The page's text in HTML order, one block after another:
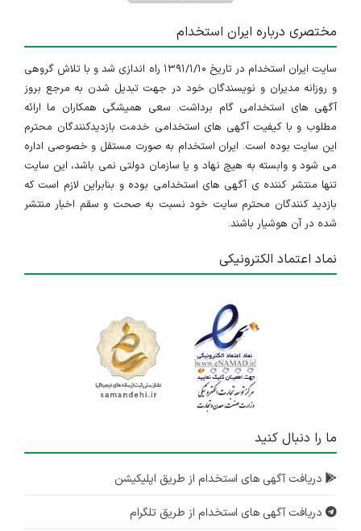
خراسان رضوی
۴ سال پیش منقضی شده
کارگر ساده
خراسان رضوی
۴ سال پیش منقضی شده
کارشناس اداری
خراسان رضوی
خراسان رضوی
کارپرداز مالی
خراسان رضوی
۴ سال پیش
نیروی خدماتی
خراسان رضوی
مختصری درباره ایران استخدام
سایت ایران استخدام در تاریخ ۱۳۹۱/۱/۱۰ راه اندازی شد و با تلاش گروهی
و روزانه مدیران و نویسندگان خود در جهت تبدیل شدن به مرجع بروز
آگهی های استخدامی گام برداشت. سعی همیشگی همکاران ما ارائه
مطلوب و با کیفیت آگهی های استخدامی خدمت بازدیدکنندگان محترم
این سایت بوده است. ایران استخدام به صورت مستقل و خصوصی اداره
می شود و وابسته به هیچ نهاد و یا سازمان دولتی نمی باشد، این سایت
تنها منتشر کننده ی آگهی های استخدامی بوده و بنابراین لازم است که
بازدید کنندگان محترم سایت خود نسبت به صحت و سقم اخبار منتشر
شده در آن هوشیار باشند.
نماد اعتماد الکترونیکی
ما را دنبال کنید
دریافت آگهی های استخدام از طریق اپلیکیشن
دریافت آگهی های استخدام از طریق تلگرام